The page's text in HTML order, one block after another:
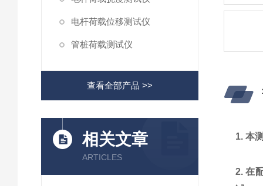
电杆荷载位移测试仪
管桩荷载测试仪
查看全部产品 >>
相关文章
ARTICLES
1. 本
2. 在